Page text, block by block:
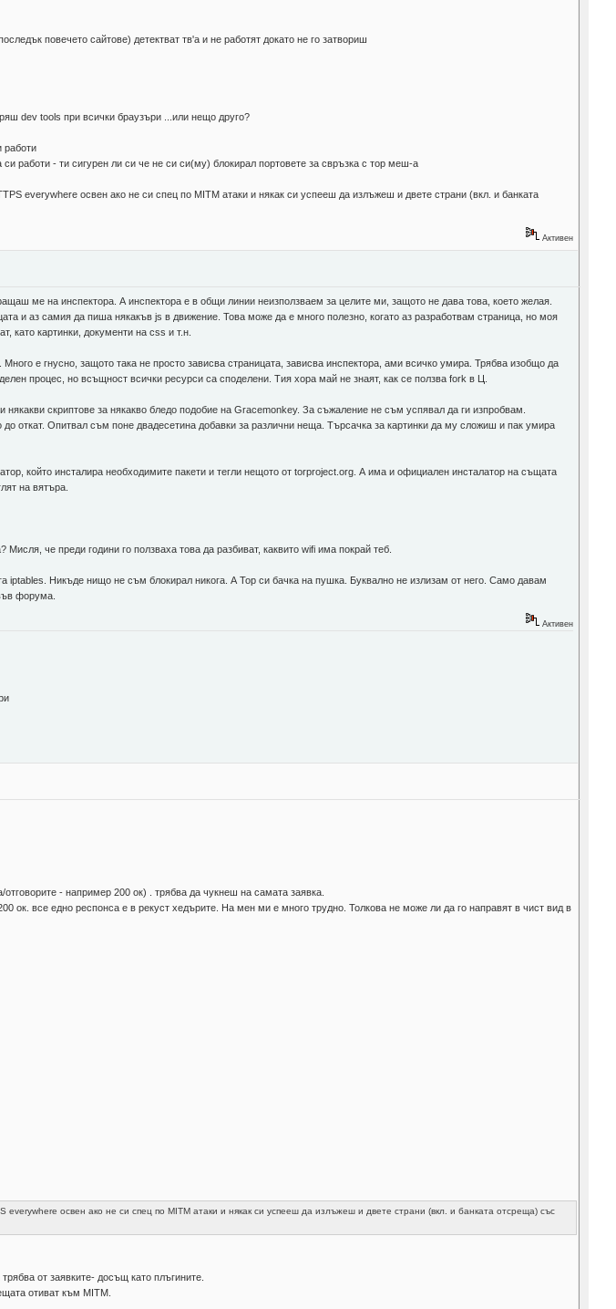
повечето сайтове) детектват тв'а и не работят докато не го затвориш
dev tools при всички браузъри ...или нещо друго?
работи
работи - ти сигурен ли си че не си си(му) блокирал портовете за свръзка с тор меш-а
everywhere освен ако не си спец по MITM атаки и някак си успееш да излъжеш и двете страни (вкл. и банката
Активен
ме на инспектора. А инспектора е в общи линии неизползваем за целите ми, защото не дава това, което желая.
и аз самия да пиша някакъв js в движение. Това може да е много полезно, когато аз разработвам страница, но моя
като картинки, документи на css и т.н.
е гнусно, защото така не просто зависва страницата, зависва инспектора, ами всичко умира. Трябва изобщо да
процес, но всъщност всички ресурси са споделени. Тия хора май не знаят, как се ползва fork в Ц.
скриптове за някакво бледо подобие на Gracemonkey. За съжаление не съм успявал да ги изпробвам.
откат. Опитвал съм поне двадесетина добавки за различни неща. Търсачка за картинки да му сложиш и пак умира
който инсталира необходимите пакети и тегли нещото от torproject.org. А има и официален инсталатор на същата
на вятъра.
че преди години го ползваха това да разбиват, каквито wifi има покрай теб.
Никъде нищо не съм блокирал никога. А Тор си бачка на пушка. Буквално не излизам от него. Само давам
форума.
Активен
- например 200 ок) . трябва да чукнеш на самата заявка.
ок. все едно респонса е в рекуст хедърите. На мен ми е много трудно. Толкова не може ли да го направят в чист вид в
освен ако не си спец по MITM атаки и някак си успееш да излъжеш и двете страни (вкл. и банката отсреща) със
от заявките- досъщ като плъгините.
отиват към MITM.